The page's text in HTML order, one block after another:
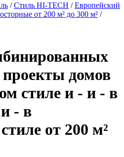
/Стиль HI-TECH /Европейский
от 200 м² до 300 м² /
домов
стиле и - и - в
- в
от 200 м²